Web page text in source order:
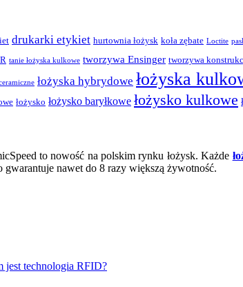
drukarki etykiet hurtownia łożysk koła zębate Loctite
tanie łożyska kulkowe tworzywa Ensinger tworzywa
łożyska hybrydowe łożyska
łożysko łożysko baryłkowe łożysko kulkowe
to nowość na polskim rynku łożysk. Każde
nawet do 8 razy większą żywotność.
jest technologia RFID?